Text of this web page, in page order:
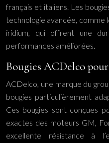
français et italiens. Les
technologie avancée, comme
iridium, qui offrent une
performances améliorées.
Bougies ACDelco
ACDelco, une marque du
bougies particulièrement
Ces bougies sont conçues
exactes des moteurs GM,
excellente résistance à